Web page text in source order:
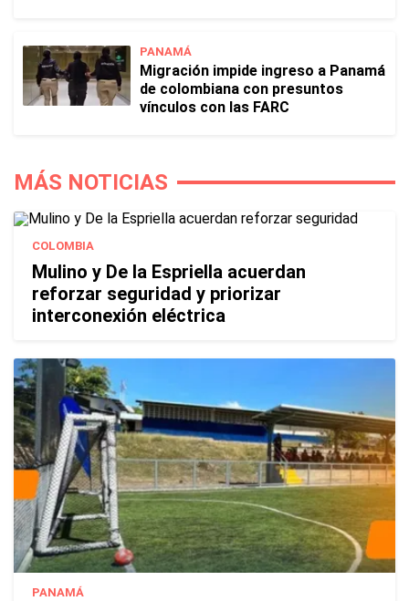
PANAMÁ
Migración impide ingreso a Panamá
de colombiana con presuntos
vínculos con las FARC
MÁS NOTICIAS
COLOMBIA
Mulino y De la Espriella acuerdan
reforzar seguridad y priorizar
interconexión eléctrica
PANAMÁ